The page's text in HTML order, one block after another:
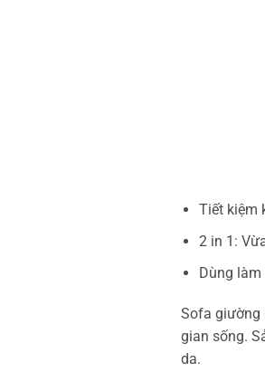
Tiết kiệm
2 in 1:
Dùng
Sofa giường
gian sống.
da.